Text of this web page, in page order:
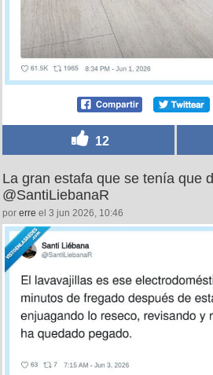
12
La gran estafa que se tenía que
@SantiLiebanaR
por erre el 3 jun 2026, 10:46